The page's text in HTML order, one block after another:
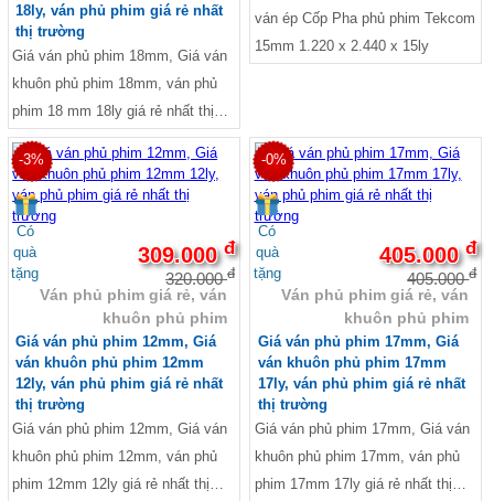
18ly, ván phủ phim giá rẻ nhất
thị trường
Giá ván phủ phim 18mm, Giá ván
khuôn phủ phim 18mm, ván phủ
phim 18 mm 18ly giá rẻ nhất thị
trường. Kích thước Dài 1220mm
x Rộng 2440mm. Ruột gỗ AA:
Keo, cao su, bạch đàn... Lực ép:
155 tấn/m3, Keo chống thấm
nước WBP, Melamin và Phenol.
Xử lý 4 cạnh : Sơn keo chống
thấm nước. Loại phim : Dynea
màu đen nhập khẩu Hàn Quốc,
Singapore và Malaysia.
ván ép Cốp Pha phủ phim Tekcom
15mm 1.220 x 2.440 x 15ly
-3%
Có
quà
tặng
309.000đ
320.000đ
Ván phủ phim giá rẻ, ván
khuôn phủ phim
Giá ván phủ phim 12mm, Giá
ván khuôn phủ phim 12mm
12ly, ván phủ phim giá rẻ nhất
thị trường
Giá ván phủ phim 12mm, Giá ván
khuôn phủ phim 12mm, ván phủ
phim 12mm 12ly giá rẻ nhất thị
-0%
Có
quà
tặng
405.000đ
405.000đ
Ván phủ phim giá rẻ, ván
khuôn phủ phim
Giá ván phủ phim 17mm, Giá
ván khuôn phủ phim 17mm
17ly, ván phủ phim giá rẻ nhất
thị trường
Giá ván phủ phim 17mm, Giá ván
khuôn phủ phim 17mm, ván phủ
phim 17mm 17ly giá rẻ nhất thị